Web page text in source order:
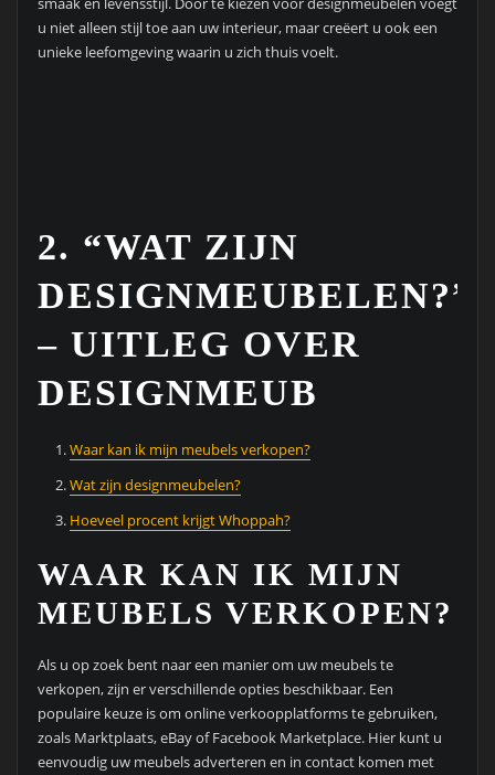
u niet alleen stijl toe aan uw interieur, maar creëert u ook een
unieke leefomgeving waarin u zich thuis voelt.
2. “WAT ZIJN
DESIGNMEUBELEN?”
– UITLEG OVER
DESIGNMEUB
Waar kan ik mijn meubels verkopen?
Wat zijn designmeubelen?
Hoeveel procent krijgt Whoppah?
WAAR KAN IK MIJN
MEUBELS VERKOPEN?
Als u op zoek bent naar een manier om uw meubels te
verkopen, zijn er verschillende opties beschikbaar. Een
populaire keuze is om online verkoopplatforms te gebruiken,
zoals Marktplaats, eBay of Facebook Marketplace. Hier kunt u
eenvoudig uw meubels adverteren en in contact komen met